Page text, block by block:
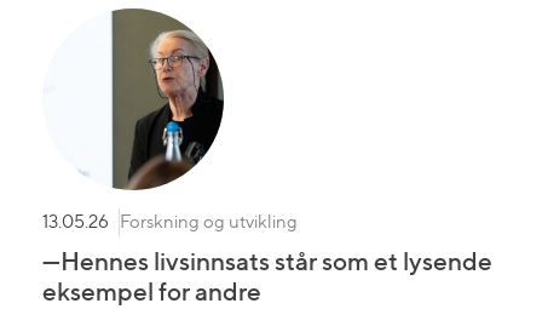
13.05.26 Forskning og utvikling
—Hennes livsinnsats står som et lysende
eksempel for andre